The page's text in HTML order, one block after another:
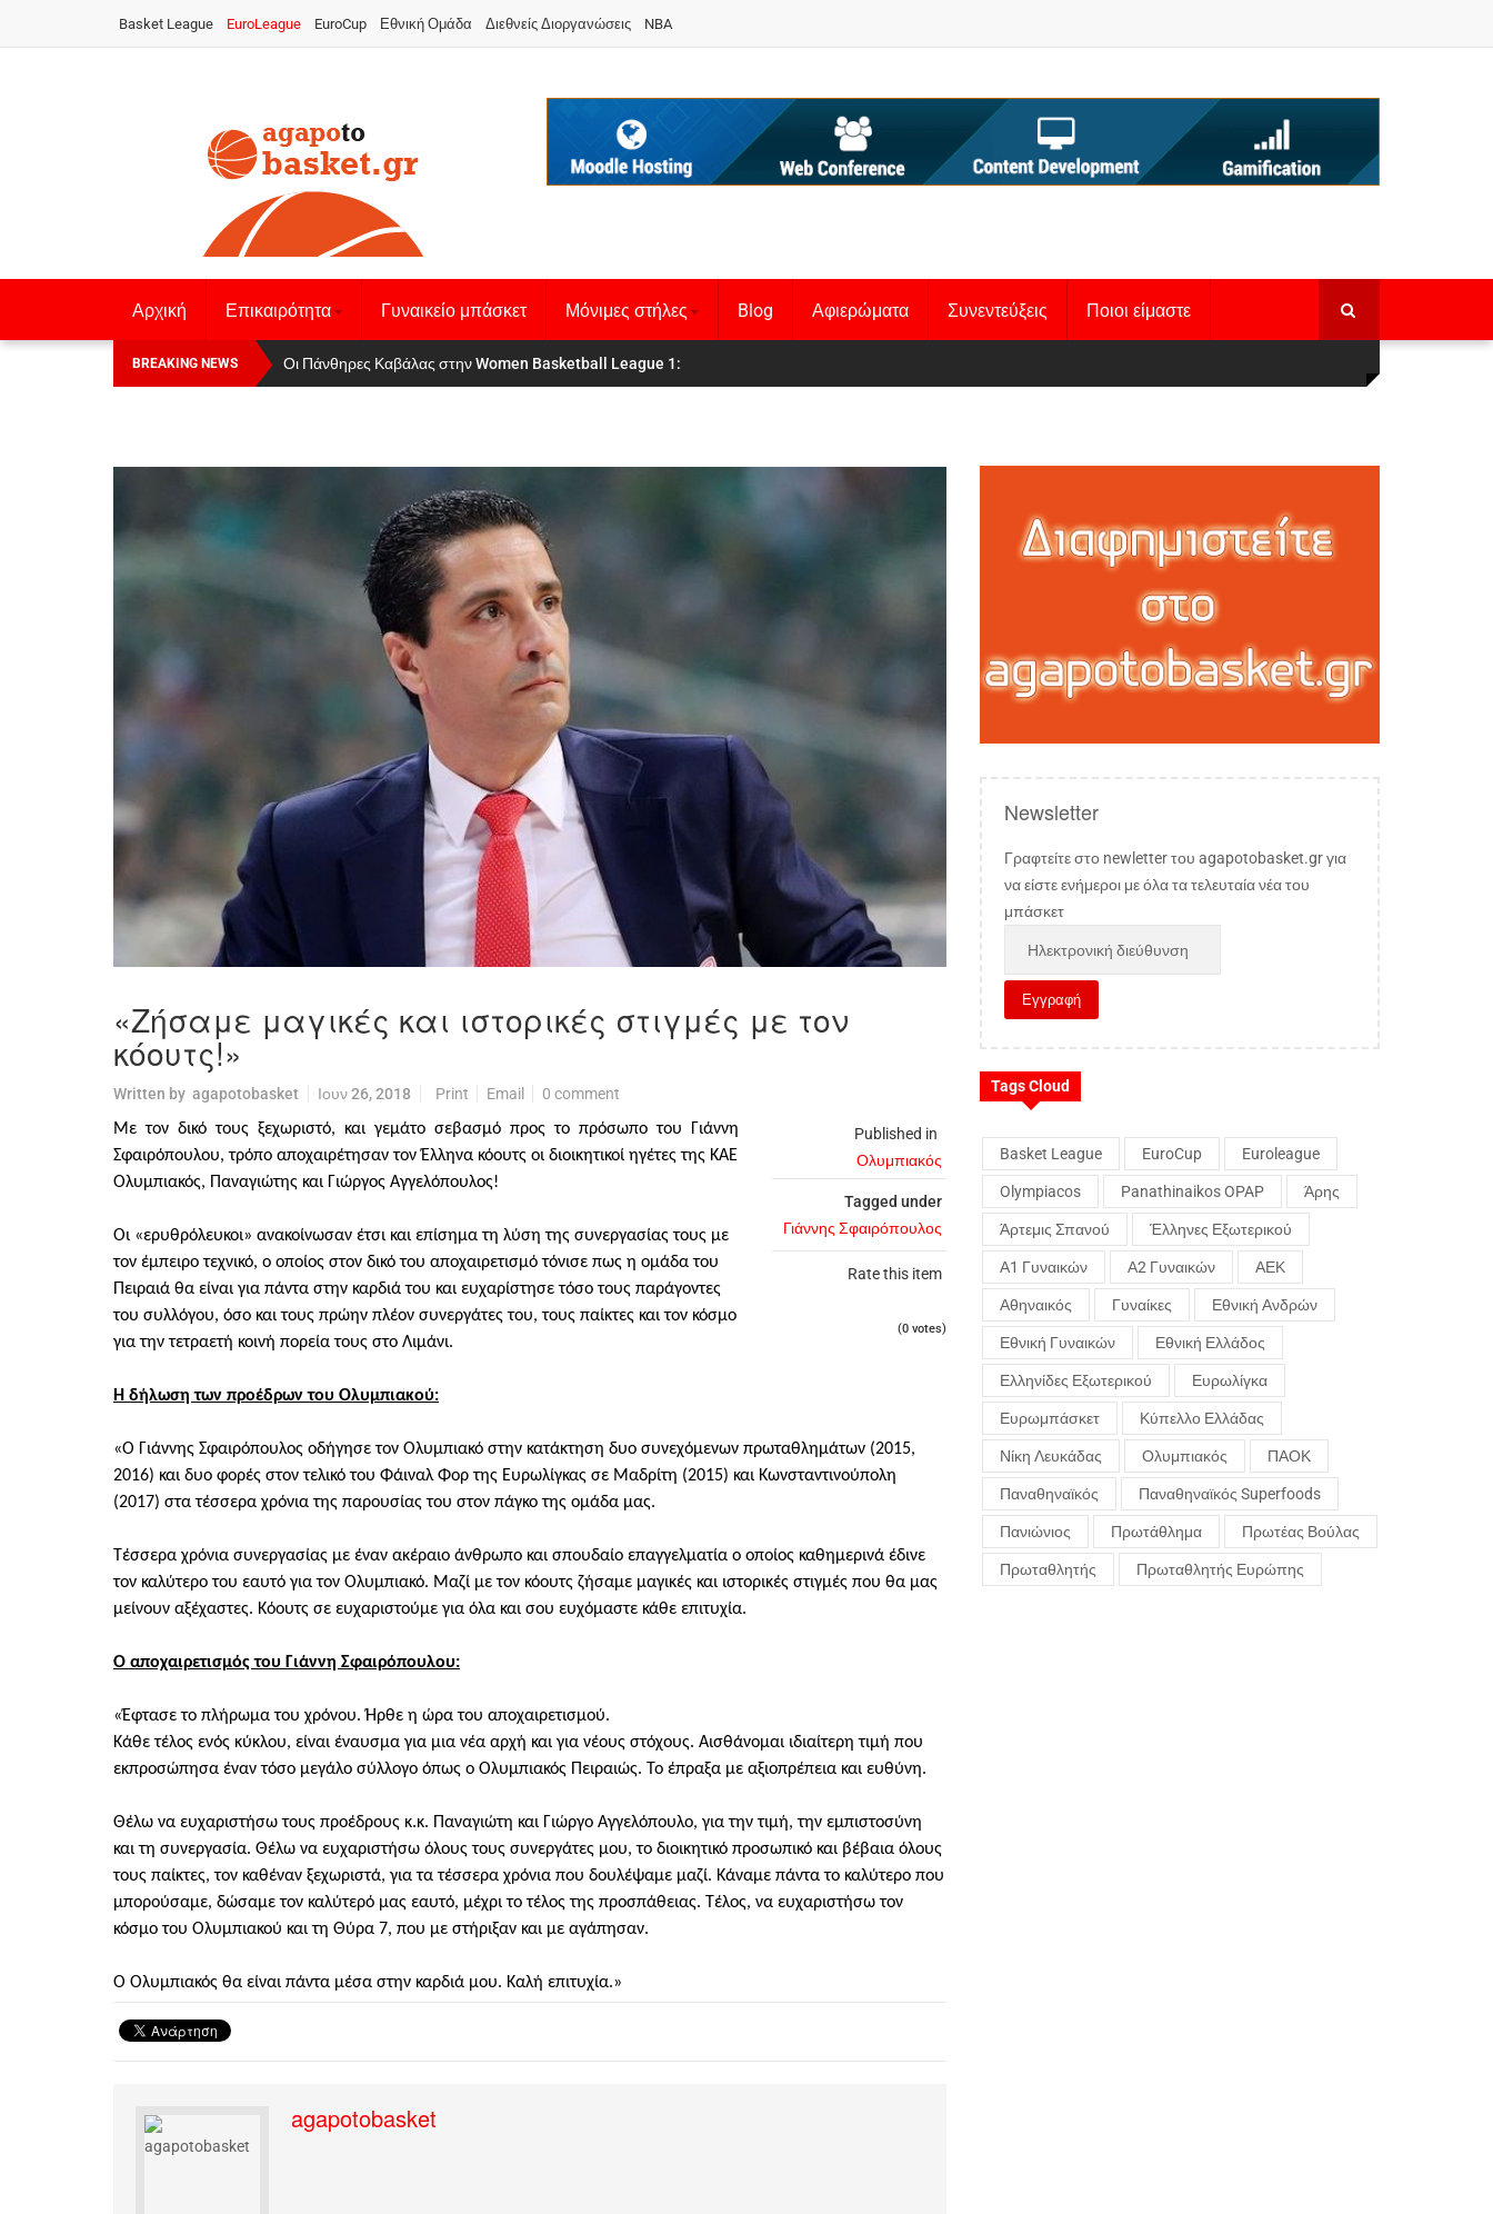
Basket League EuroLeague EuroCup Εθνική Ομάδα Διεθνείς Διοργανώσεις NBA
Αρχική Επικαιρότητα Γυναικείο μπάσκετ Μόνιμες στήλες Blog Αφιερώματα Συνεντεύξεις Ποιοι είμαστε
BREAKING NEWS Οι Πάνθηρες Καβάλας στην Women Basketball League 1
Αναχώρησε για τα Γιάννενα η Εθνική Γυναικών
«Ζήσαμε μαγικές και ιστορικές στιγμές με τον
κόουτς!»
Written by agapotobasket Ιουν 26, 2018 Print Email 0 comment
Published in
Ολυμπιακός
Tagged under
Γιάννης Σφαιρόπουλος
Rate this item
(0 votes)
Με τον δικό τους ξεχωριστό, και γεμάτο σεβασμό προς το πρόσωπο του Γιάννη
Σφαιρόπουλου, τρόπο αποχαιρέτησαν τον Έλληνα κόουτς οι διοικητικοί ηγέτες της ΚΑΕ
Ολυμπιακός, Παναγιώτης και Γιώργος Αγγελόπουλος!
Οι «ερυθρόλευκοι» ανακοίνωσαν έτσι και επίσημα τη λύση της συνεργασίας τους με
τον έμπειρο τεχνικό, ο οποίος στον δικό του αποχαιρετισμό τόνισε πως η ομάδα του
Πειραιά θα είναι για πάντα στην καρδιά του και ευχαρίστησε τόσο τους παράγοντες
του συλλόγου, όσο και τους πρώην πλέον συνεργάτες του, τους παίκτες και τον κόσμο
για την τετραετή κοινή πορεία τους στο Λιμάνι.
Η δήλωση των προέδρων του Ολυμπιακού:
«Ο Γιάννης Σφαιρόπουλος οδήγησε τον Ολυμπιακό στην κατάκτηση δυο συνεχόμενων πρωταθλημάτων (2015,
2016) και δυο φορές στον τελικό του Φάιναλ Φορ της Ευρωλίγκας σε Μαδρίτη (2015) και Κωνσταντινούπολη
(2017) στα τέσσερα χρόνια της παρουσίας του στον πάγκο της ομάδα μας.
Τέσσερα χρόνια συνεργασίας με έναν ακέραιο άνθρωπο και σπουδαίο επαγγελματία ο οποίος καθημερινά έδινε
τον καλύτερο του εαυτό για τον Ολυμπιακό. Μαζί με τον κόουτς ζήσαμε μαγικές και ιστορικές στιγμές που θα μας
μείνουν αξέχαστες. Κόουτς σε ευχαριστούμε για όλα και σου ευχόμαστε κάθε επιτυχία.
Ο αποχαιρετισμός του Γιάννη Σφαιρόπουλου:
«Έφτασε το πλήρωμα του χρόνου. Ήρθε η ώρα του αποχαιρετισμού.
Κάθε τέλος ενός κύκλου, είναι έναυσμα για μια νέα αρχή και για νέους στόχους. Αισθάνομαι ιδιαίτερη τιμή που
εκπροσώπησα έναν τόσο μεγάλο σύλλογο όπως ο Ολυμπιακός Πειραιώς. Το έπραξα με αξιοπρέπεια και ευθύνη.
Θέλω να ευχαριστήσω τους προέδρους κ.κ. Παναγιώτη και Γιώργο Αγγελόπουλο, για την τιμή, την εμπιστοσύνη
και τη συνεργασία. Θέλω να ευχαριστήσω όλους τους συνεργάτες μου, το διοικητικό προσωπικό και βέβαια όλους
τους παίκτες, τον καθέναν ξεχωριστά, για τα τέσσερα χρόνια που δουλέψαμε μαζί. Κάναμε πάντα το καλύτερο που
μπορούσαμε, δώσαμε τον καλύτερό μας εαυτό, μέχρι το τέλος της προσπάθειας. Τέλος, να ευχαριστήσω τον
κόσμο του Ολυμπιακού και τη Θύρα 7, που με στήριξαν και με αγάπησαν.
Ο Ολυμπιακός θα είναι πάντα μέσα στην καρδιά μου. Καλή επιτυχία.»
agapotobasket
Newsletter
Γραφτείτε στο newletter του agapotobasket.gr για
να είστε ενήμεροι με όλα τα τελευταία νέα του
μπάσκετ
Tags Cloud
Basket League EuroCup Euroleague
Olympiacos Panathinaikos OPAP Άρης
Άρτεμις Σπανού Έλληνες Εξωτερικού
Α1 Γυναικών Α2 Γυναικών ΑΕΚ
Αθηναικός Γυναίκες Εθνική Ανδρών
Εθνική Γυναικών Εθνική Ελλάδος
Ελληνίδες Εξωτερικού Ευρωλίγκα
Ευρωμπάσκετ Κύπελλο Ελλάδας
Νίκη Λευκάδας Ολυμπιακός ΠΑΟΚ
Παναθηναϊκός Παναθηναϊκός Superfoods
Πανιώνιος Πρωτάθλημα Πρωτέας Βούλας
Πρωταθλητής Πρωταθλητής Ευρώπης